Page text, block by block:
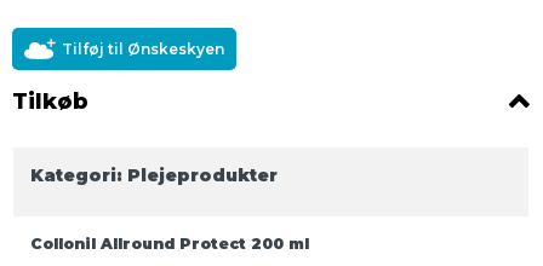
Tilføj til Ønskeskyen
Tilkøb
Kategori: Plejeprodukter
Collonil Allround Protect 200 ml